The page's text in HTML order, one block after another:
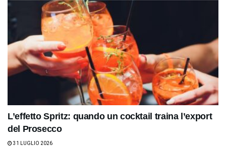
L’effetto Spritz: quando un cocktail traina l’export
del Prosecco
31 LUGLIO 2026